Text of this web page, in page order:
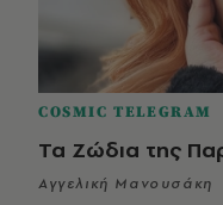
COSMIC TELEGRAM
Τα Ζώδια της
Αγγελική Μανουσάκη